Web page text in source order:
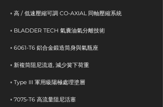
◦ 高 / 低速壓縮可調 CO-AXIAL 同軸壓縮系統
◦ BLADDER TECH 氣囊油氣分離技術
◦ 6061-T6 鋁合金鍛造筒身與氣瓶座
◦ 新複筒阻尼流道, 減少簧下荷重
◦ Type III 軍用級陽極處理塗層
◦ 7075-T6 高流量阻尼活塞